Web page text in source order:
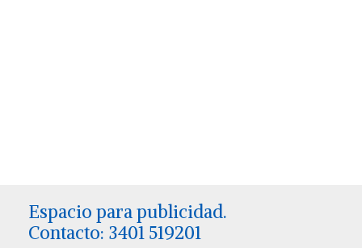
Espacio para publicidad.
Contacto: 3401 519201